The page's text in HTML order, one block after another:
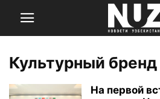
Культурный
На первой